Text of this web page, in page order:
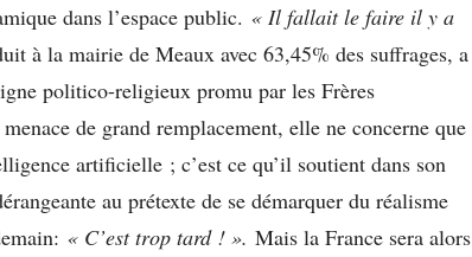
dans l’espace public. « Il fallait le faire il y a
à la mairie de Meaux avec 63,45% des suffrages, a
politico-religieux promu par les Frères
de grand remplacement, elle ne concerne que
artificielle ; c’est ce qu’il soutient dans son
au prétexte de se démarquer du réalisme
« C’est trop tard ! ». Mais la France sera alors